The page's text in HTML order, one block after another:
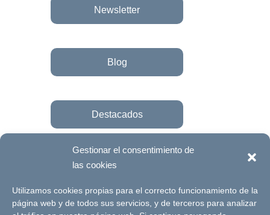
Gestionar el consentimiento de
las cookies
Utilizamos cookies propias para el correcto funcionamiento de la
página web y de todos sus servicios, y de terceros para analizar
Newsletter
Blog
Destacados
Únete a la fundación